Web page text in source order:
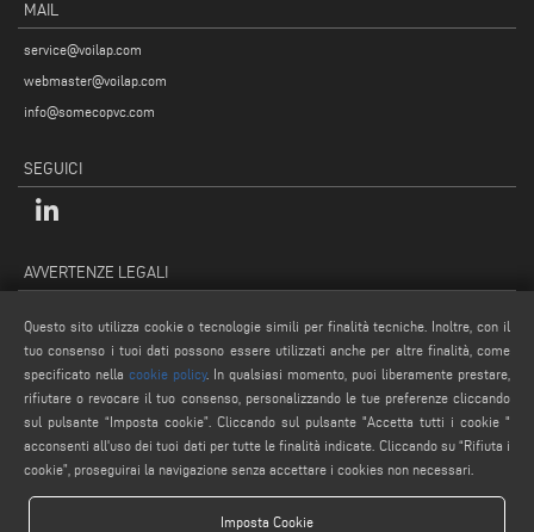
MAIL
service@voilap.com
webmaster@voilap.com
info@somecopvc.com
SEGUICI
AVVERTENZE LEGALI
NOTE LEGALI
COOKIE POLICY
CONDIZIONI GENERALI DI VENDITA
Questo sito utilizza cookie o tecnologie simili per finalità tecniche. Inoltre, con il
tuo consenso i tuoi dati possono essere utilizzati anche per altre finalità, come
specificato nella cookie policy. In qualsiasi momento, puoi liberamente prestare,
rifiutare o revocare il tuo consenso, personalizzando le tue preferenze cliccando
sul pulsante “Imposta cookie”. Cliccando sul pulsante "Accetta tutti i cookie "
acconsenti all'uso dei tuoi dati per tutte le finalità indicate. Cliccando su “Rifiuta i
cookie”, proseguirai la navigazione senza accettare i cookies non necessari.
Imposta Cookie